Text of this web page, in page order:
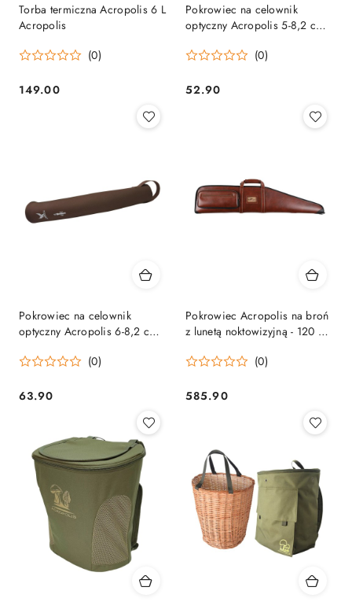
Torba termiczna Acropolis 6 L
Acropolis
(0)
Cena:
149.00
Pokrowiec na celownik
optyczny Acropolis 5-8,2 cm
(0)
Cena:
52.90
Pokrowiec na celownik
optyczny Acropolis 6-8,2 cm
(0)
Cena:
63.90
Pokrowiec Acropolis na broń
z lunetą noktowizyjną - 120 cm
(0)
Cena:
585.90